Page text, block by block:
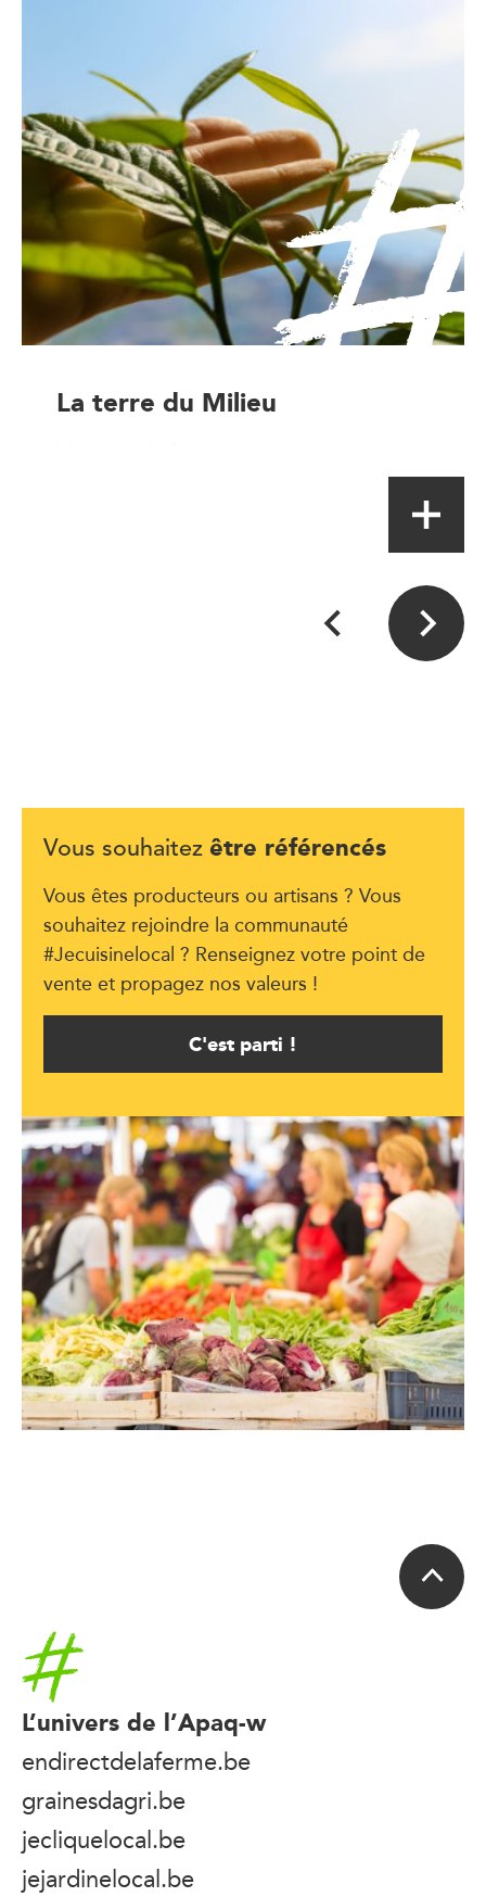
La terre du Milieu
Vous souhaitez être référencés
Vous êtes producteurs ou artisans ? Vous
souhaitez rejoindre la communauté
#Jecuisinelocal ? Renseignez votre point de
vente et propagez nos valeurs !
C'est parti !
Accueil
L’univers de l’Apaq-w
endirectdelaferme.be
grainesdagri.be
jecliquelocal.be
jejardinelocal.be